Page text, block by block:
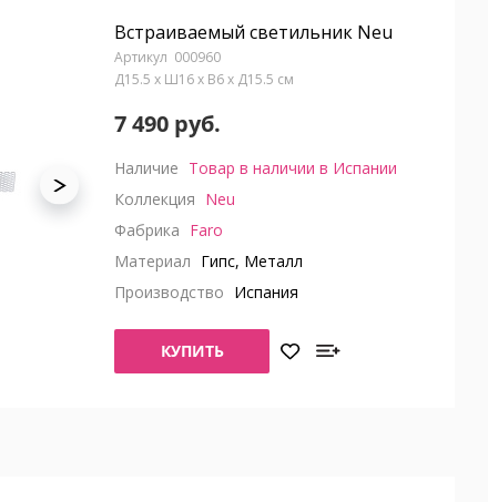
Встраиваемый светильник Neu
000960
Д15.5 x Ш16 x В6 x Д15.5 см
7 490 руб.
Наличие Товар в наличии в Испании
Коллекция Neu
Фабрика Faro
Материал Гипс, Металл
Производство Испания
КУПИТЬ